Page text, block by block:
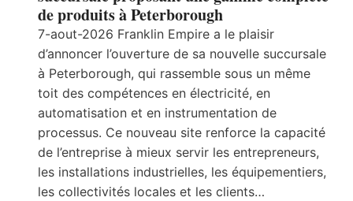
de produits à Peterborough
7-aout-2026 Franklin Empire a le plaisir
d’annoncer l’ouverture de sa nouvelle succursale
à Peterborough, qui rassemble sous un même
toit des compétences en électricité, en
automatisation et en instrumentation de
processus. Ce nouveau site renforce la capacité
de l’entreprise à mieux servir les entrepreneurs,
les installations industrielles, les équipementiers,
les collectivités locales et les clients…